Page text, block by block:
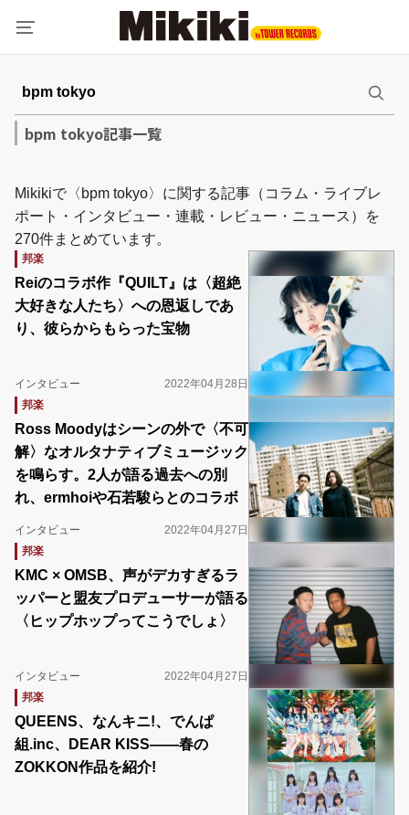
bpm tokyo記事一覧
Mikikiで〈bpm tokyo〉に関する記事（コラム・ライブレ
ポート・インタビュー・連載・レビュー・ニュース）を
270件まとめています。
邦楽
Reiのコラボ作『QUILT』は〈超絶
大好きな人たち〉への恩返しであ
り、彼らからもらった宝物
インタビュー
2022年04月28日
邦楽
Ross Moodyはシーンの外で〈不可
解〉なオルタナティブミュージック
を鳴らす。2人が語る過去への別
れ、ermhoiや石若駿らとのコラボ
インタビュー
2022年04月27日
邦楽
KMC × OMSB、声がデカすぎるラ
ッパーと盟友プロデューサーが語る
〈ヒップホップってこうでしょ〉
インタビュー
2022年04月27日
邦楽
QUEENS、なんキニ!、でんぱ
組.inc、DEAR KISS――春の
ZOKKON作品を紹介!